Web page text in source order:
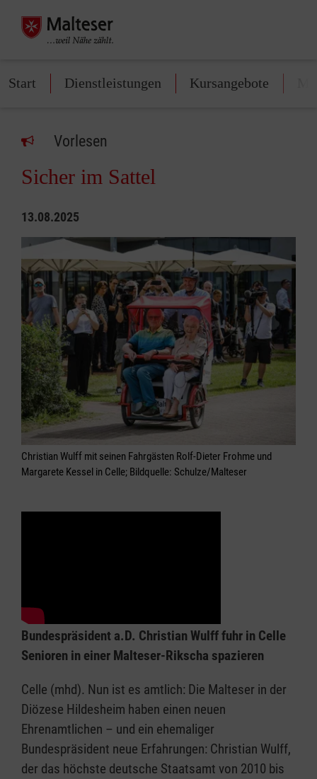
Start Dienstleistungen Kursangebote
Vorlesen
Sicher im Sattel
13.08.2025
Christian Wulff mit seinen Fahrgästen Rolf-Dieter Frohme und
Margarete Kessel in Celle; Bildquelle: Schulze/Malteser
Bundespräsident a.D. Christian Wulff fuhr in Celle
Senioren in einer Malteser-Rikscha spazieren
Celle (mhd). Nun ist es amtlich: Die Malteser in der
Diözese Hildesheim haben einen neuen
Ehrenamtlichen – und ein ehemaliger
Bundespräsident neue Erfahrungen: Christian Wulff,
der das höchste deutsche Staatsamt von 2010 bis